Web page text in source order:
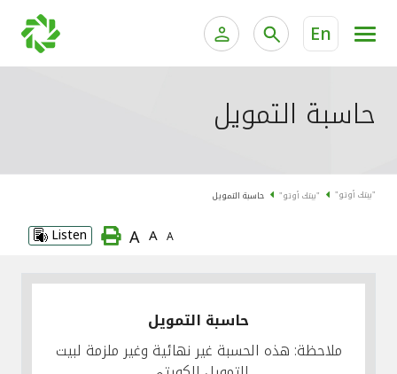
En
الخدمات المصرفية الإلكترونية للأفراد
خدمة "بيتك" للتداول الإلكتروني
جميع السيارات
حاسبة التمويل
"بيتك أوتو" "بيتك أوتو" حاسبة التمويل
A
A
A
Listen
حاسبة التمويل
ملاحظة: هذه الحسبة غير نهائية وغير ملزمة لبيت